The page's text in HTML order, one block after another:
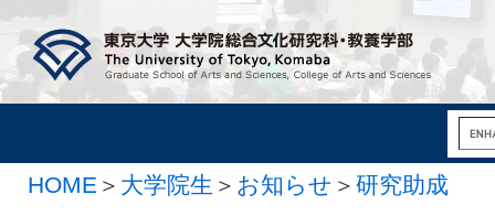
HOME ＞ 大学院生 ＞ お知らせ ＞ 研究助成